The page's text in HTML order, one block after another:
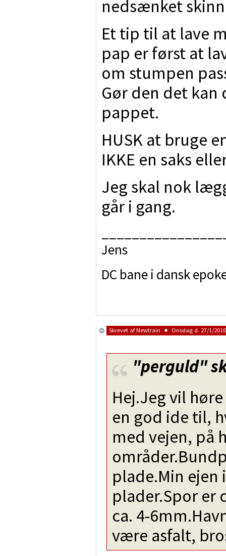
nedsænket
Et tip til at lave
pap er først at
om stumpen
Gør den det kan
pappet.
HUSK at bruge
IKKE en saks
Jeg skal nok
går i gang.
Jens
DC bane i dansk
Skrevet afNewtrain Onsdag d. 27/1/
"perguld"
Hej.Jeg vil
en god ide til,
med vejen, på
plade.Min ejen
plader.Spor er
ca. 4-
være asfalt,